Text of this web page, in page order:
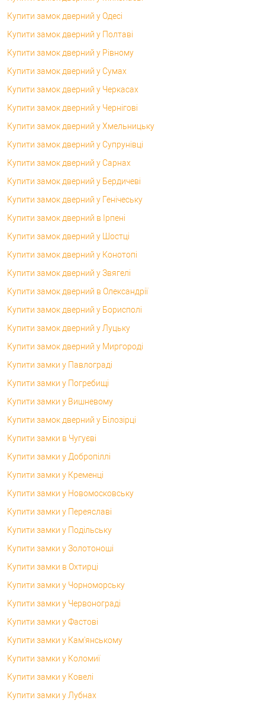
Купити замок дверний у Одесі
Купити замок дверний у Полтаві
Купити замок дверний у Рівному
Купити замок дверний у Сумах
Купити замок дверний у Черкасах
Купити замок дверний у Чернігові
Купити замок дверний у Хмельницьку
Купити замок дверний у Супрунівці
Купити замок дверний у Сарнах
Купити замок дверний у Бердичеві
Купити замок дверний у Генічеську
Купити замок дверний в Ірпені
Купити замок дверний у Шостці
Купити замок дверний у Конотопі
Купити замок дверний у Звягелі
Купити замок дверний в Олександрії
Купити замок дверний у Борисполі
Купити замок дверний у Луцьку
Купити замок дверний у Миргороді
Купити замки у Павлограді
Купити замки у Погребищі
Купити замки у Вишневому
Купити замок дверний у Білозірці
Купити замки в Чугуєві
Купити замки у Добропіллі
Купити замки у Кременці
Купити замки у Новомосковську
Купити замки у Переяславі
Купити замки у Подільську
Купити замки у Золотоноші
Купити замки в Охтирці
Купити замки у Чорноморську
Купити замки у Червонограді
Купити замки у Фастові
Купити замки у Кам'янському
Купити замки у Коломиї
Купити замки у Ковелі
Купити замки у Лубнах